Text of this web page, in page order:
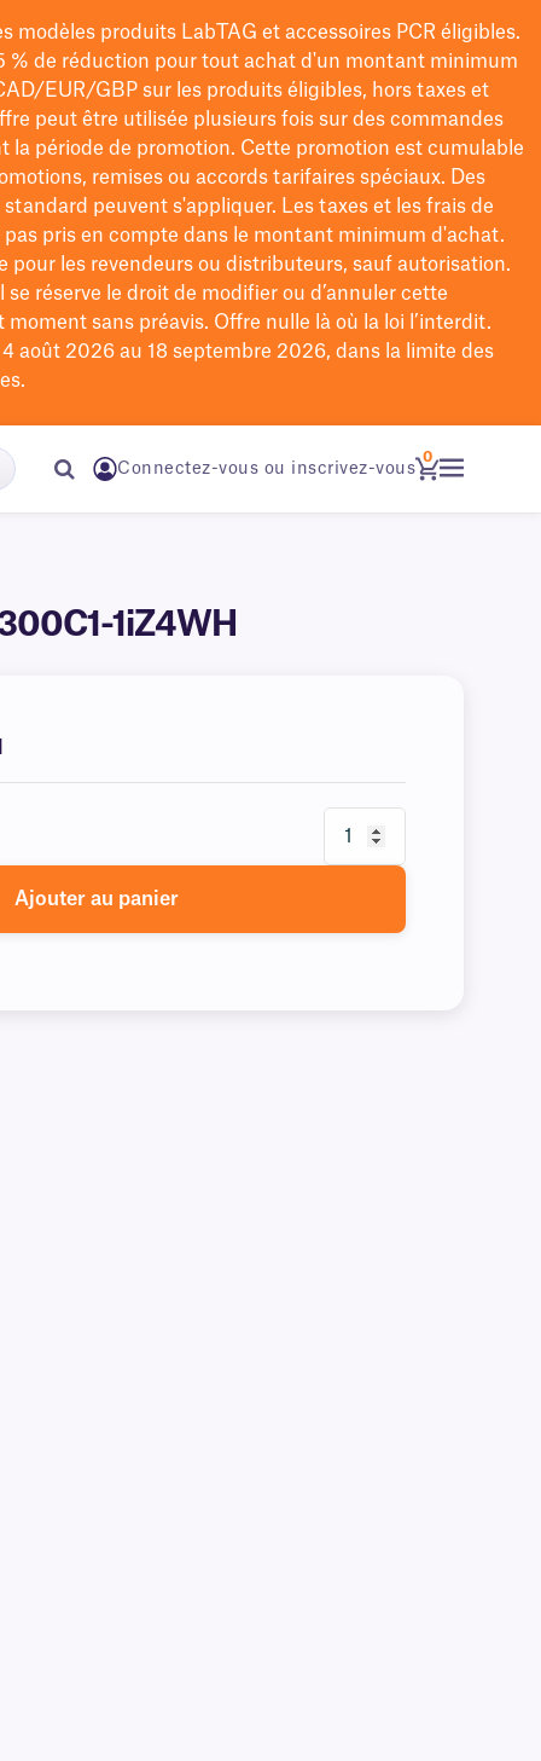
modèles produits LabTAG et accessoires PCR éligibles.
% de réduction pour tout achat d'un montant minimum
EUR/GBPsur les produits éligibles, hors taxes et
peut être utilisée plusieurs fois sur des commandes
la période de promotion. Cette promotion est cumulable
remises ou accords tarifaires spéciaux. Des
peuvent s'appliquer. Les taxes et les frais de
pas pris en compte dans le montant minimum d'achat.
pour les revendeurs ou distributeurs, sauf autorisation.
réserve le droit de modifierou d’annuler cette
moment sans préavis. Offre nulle là où la loi l’interdit.
août 2026 au 18 septembre 2026, dans la limite des
Connectez-vous ou inscrivez-vous
0
1iZ4WH
Ajouter au panier